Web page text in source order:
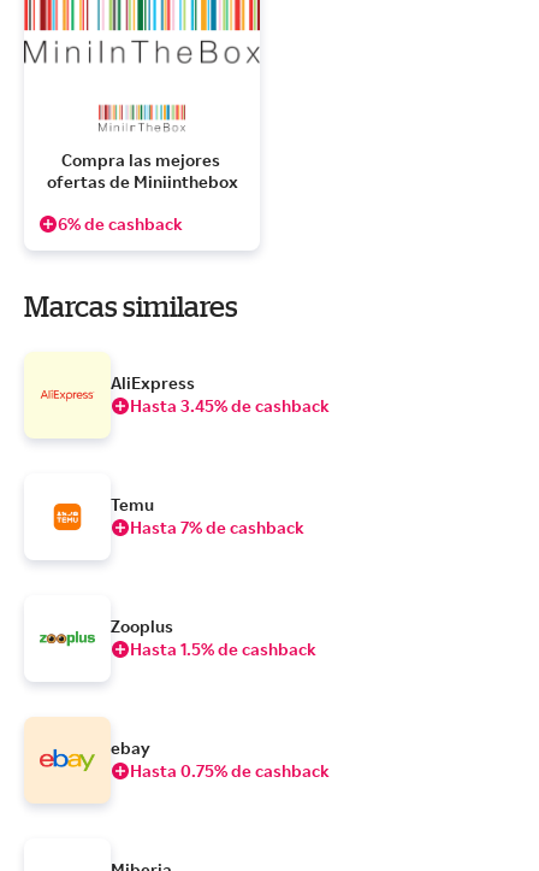
Compra las mejores
ofertas de Miniinthebox
6% de cashback
Marcas similares
AliExpress
Hasta 3.45% de cashback
Temu
Hasta 7% de cashback
Zooplus
Hasta 1.5% de cashback
ebay
Hasta 0.75% de cashback